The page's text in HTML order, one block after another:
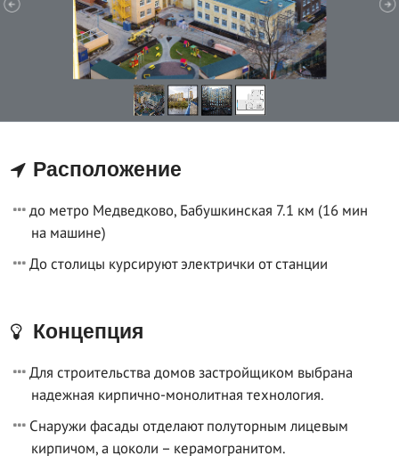
Расположение
до метро Медведково, Бабушкинская 7.1 км (16 мин
на машине)
До столицы курсируют электрички от станции
Концепция
Для строительства домов застройщиком выбрана
надежная кирпично-монолитная технология.
Снаружи фасады отделают полуторным лицевым
кирпичом, а цоколи – керамогранитом.